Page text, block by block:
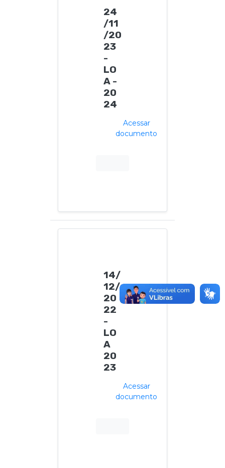
24
/11
/20
23
-
LO
A -
20
24
Acessar
documento
14/
12/
20
22
-
LO
A
20
23
Acessar
documento